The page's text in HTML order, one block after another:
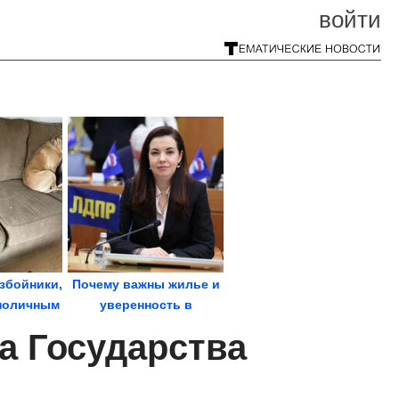
войти
Почему важны жилье и
уверенность в
Демография...
Государства